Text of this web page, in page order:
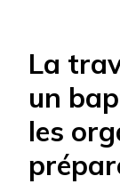
La
un
les